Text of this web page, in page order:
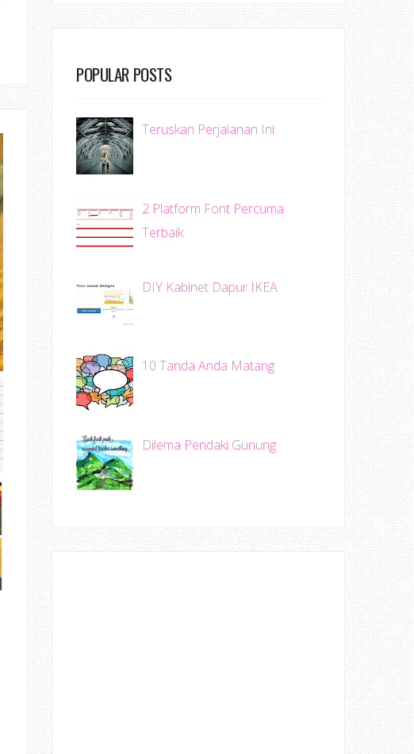
POPULAR POSTS
Teruskan Perjalanan Ini
2 Platform Font Percuma
Terbaik
DIY Kabinet Dapur IKEA
10 Tanda Anda Matang
Dilema Pendaki Gunung